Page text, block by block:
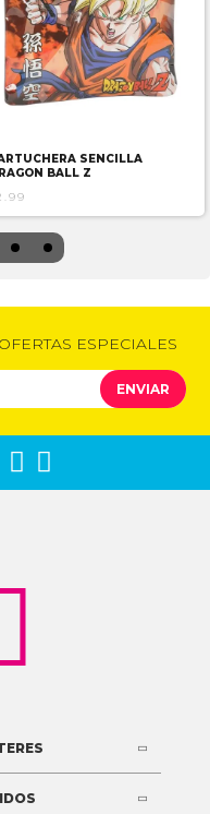
SENCILLA
BALL Z
OFERTAS ESPECIALES
ENVIAR
 